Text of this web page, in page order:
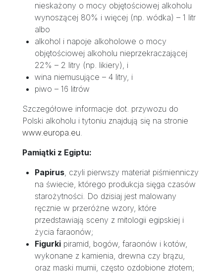
nieskażony o mocy objętościowej alkoholu
wynoszącej 80% i więcej (np. wódka) – 1 litr
albo
alkohol i napoje alkoholowe o mocy
objętościowej alkoholu nieprzekraczającej
22% – 2 litry (np. likiery), i
wina niemusujące – 4 litry, i
piwo – 16 litrów
Szczegółowe informacje dot. przywozu do
Polski alkoholu i tytoniu znajdują się na stronie
www.europa.eu.
Pamiątki z Egiptu:
Papirus, czyli pierwszy materiał piśmienniczy
na świecie, którego produkcja sięga czasów
starożytności. Do dzisiaj jest malowany
ręcznie w przeróżne wzory, które
przedstawiają sceny z mitologii egipskiej i
życia faraonów;
Figurkipiramid, bogów, faraonów i kotów,
wykonane z kamienia, drewna czy brązu,
oraz maski mumii, często ozdobione złotem;